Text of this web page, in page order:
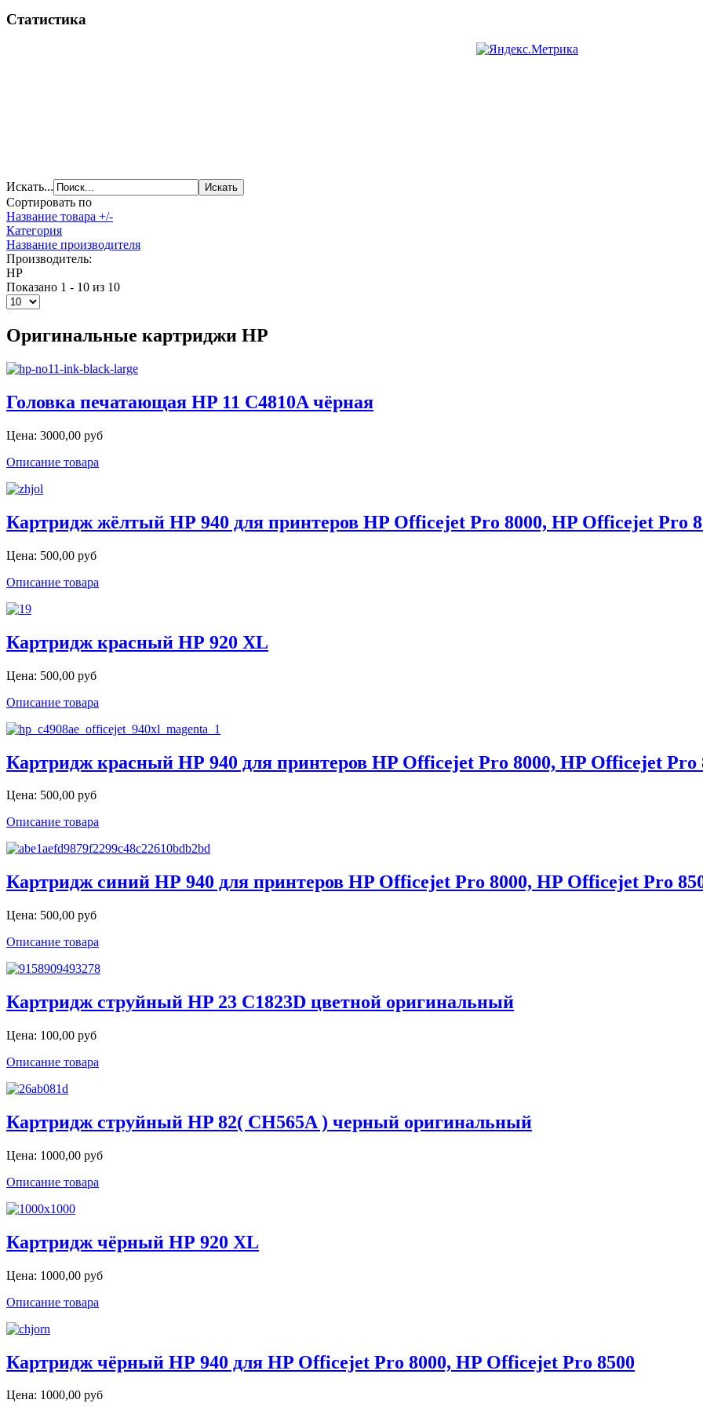
Статистика
Искать...
Сортировать по
Название товара +/-
Категория
Название производителя
Производитель:
HP
Показано 1 - 10 из 10
Оригинальные картриджи НР
Головка печатающая HP 11 C4810A чёрная
Цена: 3000,00 руб
Описание товара
Картридж жёлтый НР 940 для принтеров HP Officejet Pro 8000, HP Officejet Pro
Цена: 500,00 руб
Описание товара
Картридж красный НР 920 XL
Цена: 500,00 руб
Описание товара
Картридж красный НР 940 для принтеров HP Officejet Pro 8000, HP Officejet Pro
Цена: 500,00 руб
Описание товара
Картридж синий НР 940 для принтеров HP Officejet Pro 8000, HP Officejet Pro
Цена: 500,00 руб
Описание товара
Картридж струйный HP 23 C1823D цветной оригинальный
Цена: 100,00 руб
Описание товара
Картридж струйный HP 82( CH565A ) черный оригинальный
Цена: 1000,00 руб
Описание товара
Картридж чёрный НР 920 XL
Цена: 1000,00 руб
Описание товара
Картридж чёрный НР 940 для HP Officejet Pro 8000, HP Officejet Pro 8500
Цена: 1000,00 руб